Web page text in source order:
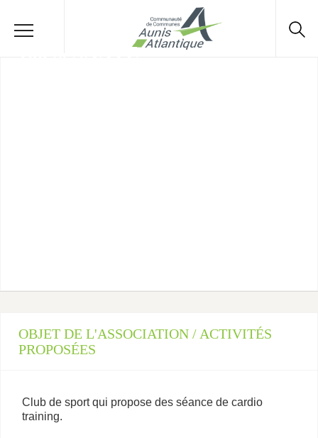
100% SANTÉ
OBJET DE L'ASSOCIATION / ACTIVITÉS
PROPOSÉES
Club de sport qui propose des séance de cardio
training.